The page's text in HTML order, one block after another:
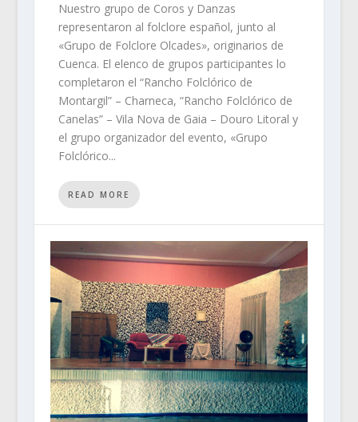
Nuestro grupo de Coros y Danzas
representaron al folclore español, junto al
«Grupo de Folclore Olcades», originarios de
Cuenca. El elenco de grupos participantes lo
completaron el “Rancho Folclórico de
Montargil” – Charneca, “Rancho Folclórico de
Canelas” – Vila Nova de Gaia – Douro Litoral y
el grupo organizador del evento, «Grupo
Folclórico...
READ MORE